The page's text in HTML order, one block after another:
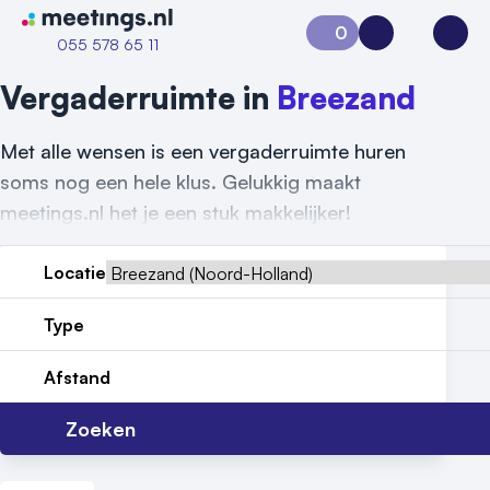
Naar home van Meetings
055 578 65 11
Vraag locatie aan
Locatiegids
0
Aanvraag 0Inloggen
Vergaderruimte in Breezand
Met alle wensen is een vergaderruimte huren
soms nog een hele klus. Gelukkig maakt
meetings.nl het je een stuk makkelijker!
Locatie
Type
Afstand
Zoeken